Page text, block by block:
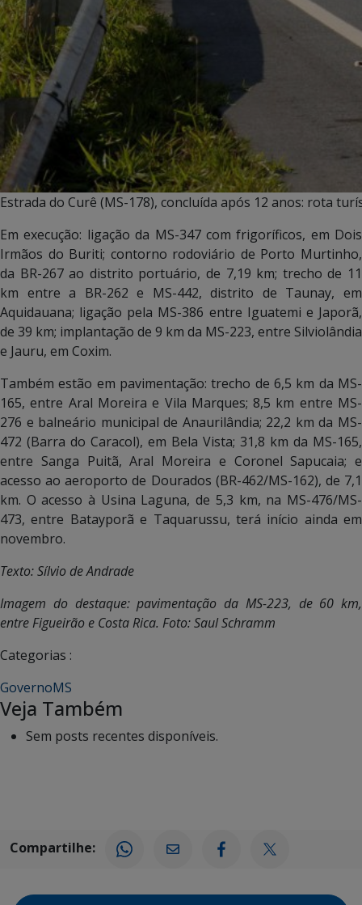
Estrada do Curê (MS-178), concluída após 12 anos: rota
Em execução: ligação da MS-347 com frigoríficos, em Dois
Irmãos do Buriti; contorno rodoviário de Porto Murtinho,
da BR-267 ao distrito portuário, de 7,19 km; trecho de 11
km entre a BR-262 e MS-442, distrito de Taunay, em
Aquidauana; ligação pela MS-386 entre Iguatemi e Japorã,
de 39 km; implantação de 9 km da MS-223, entre Silviolândia
e Jauru, em Coxim.
Também estão em pavimentação: trecho de 6,5 km da MS-
165, entre Aral Moreira e Vila Marques; 8,5 km entre MS-
276 e balneário municipal de Anaurilândia; 22,2 km da MS-
472 (Barra do Caracol), em Bela Vista; 31,8 km da MS-165,
entre Sanga Puitã, Aral Moreira e Coronel Sapucaia; e
acesso ao aeroporto de Dourados (BR-462/MS-162), de 7,1
km. O acesso à Usina Laguna, de 5,3 km, na MS-476/MS-
473, entre Batayporã e Taquarussu, terá início ainda em
novembro.
Texto: Sílvio de Andrade
Imagem do destaque: pavimentação da MS-223, de 60 km,
entre Figueirão e Costa Rica. Foto: Saul Schramm
Categorias :
GovernoMS
Veja Também
Sem posts recentes disponíveis.
Compartilhe: